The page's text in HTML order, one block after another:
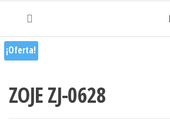
¡Oferta!
ZOJE ZJ-0628